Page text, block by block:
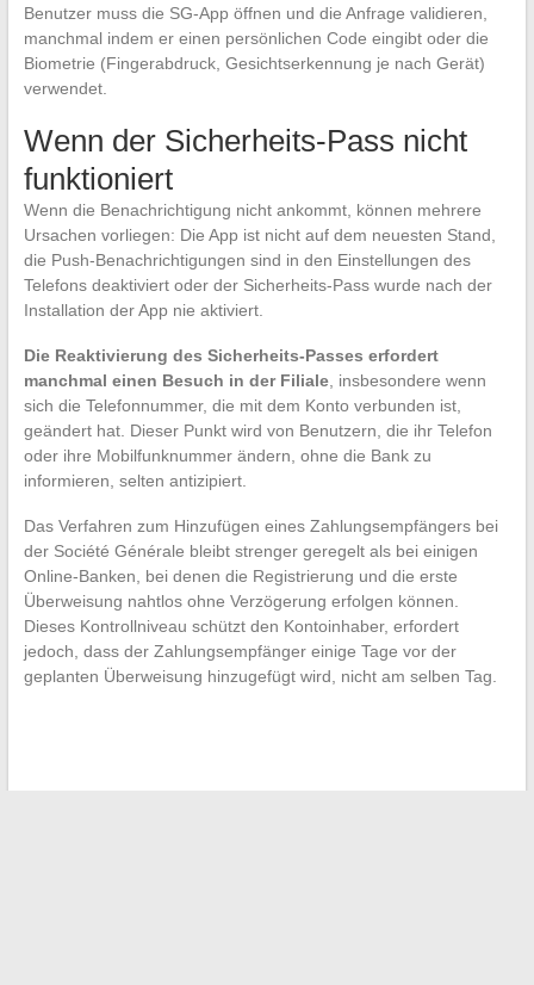
Benutzer muss die SG-App öffnen und die Anfrage validieren,
manchmal indem er einen persönlichen Code eingibt oder die
Biometrie (Fingerabdruck, Gesichtserkennung je nach Gerät)
verwendet.
Wenn der Sicherheits-Pass nicht
funktioniert
Wenn die Benachrichtigung nicht ankommt, können mehrere
Ursachen vorliegen: Die App ist nicht auf dem neuesten Stand,
die Push-Benachrichtigungen sind in den Einstellungen des
Telefons deaktiviert oder der Sicherheits-Pass wurde nach der
Installation der App nie aktiviert.
Die Reaktivierung des Sicherheits-Passes erfordert
manchmal einen Besuch in der Filiale, insbesondere wenn
sich die Telefonnummer, die mit dem Konto verbunden ist,
geändert hat. Dieser Punkt wird von Benutzern, die ihr Telefon
oder ihre Mobilfunknummer ändern, ohne die Bank zu
informieren, selten antizipiert.
Das Verfahren zum Hinzufügen eines Zahlungsempfängers bei
der Société Générale bleibt strenger geregelt als bei einigen
Online-Banken, bei denen die Registrierung und die erste
Überweisung nahtlos ohne Verzögerung erfolgen können.
Dieses Kontrollniveau schützt den Kontoinhaber, erfordert
jedoch, dass der Zahlungsempfänger einige Tage vor der
geplanten Überweisung hinzugefügt wird, nicht am selben Tag.